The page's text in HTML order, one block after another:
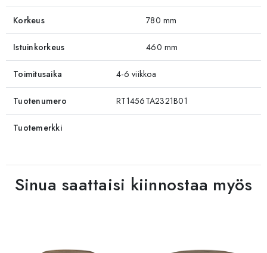
Korkeus 780 mm
Istuinkorkeus 460 mm
Toimitusaika 4-6 viikkoa
Tuotenumero RT1456TA2321B01
Tuotemerkki
Sinua saattaisi kiinnostaa myös